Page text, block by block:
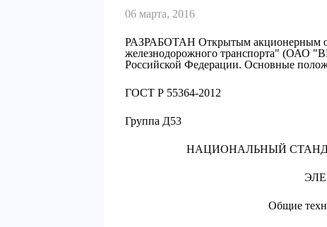
06 марта, 2016
РАЗРАБОТАН Открытым акционерным
железнодорожного транспорта" (ОАО
Российской Федерации. Основные
ГОСТ Р 55364-2012
Группа Д53
НАЦИОНАЛЬНЫЙ
Общие